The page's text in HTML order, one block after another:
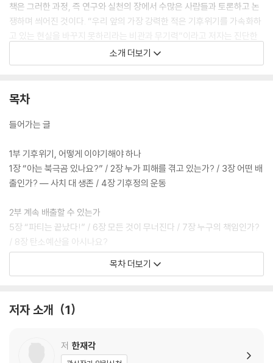
책은 그러한 과정, 즉 연구와 실천의 장에서 수많은 사람들과 토론하고 논
쟁하며 씌어진 것이다. “우리 앞의 가장 강력한 적은 기후위기를 가속화하
고 있는 현실을 바꾸지 못하리라는 비관과 무기력”이라고 저자는 진단한
다. 이 책은 저자 스스로 그런 비관과 무기력과 싸우면서, 우리 모두가 어떻
게 이 절망감을 딛고 희망을 만들 수 있을지를 치열한 언어로 제시하고 있
소개 더보기
목차
들어가는 글
1부 기후위기, 어떻게 이야기해야 하나
1장 “아는 북극곰 있나요?” / 2장 누가 피해를 겪고 있는가? / 3장 어떤 배
출인가? ― 사치 대 생존 / 4장 기후정의 운동
2부 계속 배출할 수 있는가
5장 “파티는 끝났다!” / 6장 모든 것이 무너진다 / 7장 누구의 책임인가?
/ 8장 탄소예산을 아시나요?
13장 기후침묵을 깨라 / 14장 기후정의의 눈으로 질문하라 / 15장 기후정
의 동맹을 만들자 / 16장 실용적 불가능주의를 넘자
목차 더보기
저자 소개 1
저 한재각